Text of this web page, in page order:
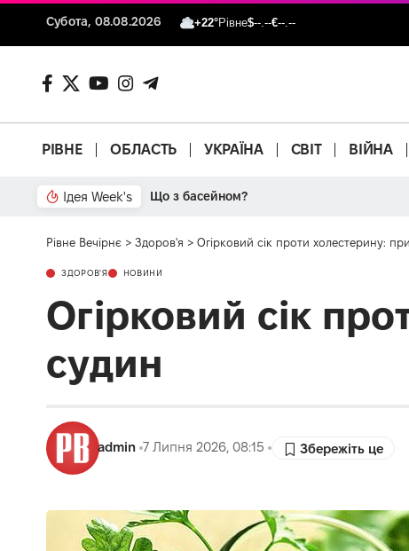
Субота, 08.08.2026 +22°Рівне$--.--€--.--
РІВНЕ ОБЛАСТЬ УКРАЇНА СВІТ ВІЙНА
Ідея Week's Що з басейном?
Рівне Вечірнє > Здоров'я > Огірковий сік проти холестерину:
ЗДОРОВ'Я НОВИНИ
Огірковий сік
судин
admin 7 Липня 2026, 08:15